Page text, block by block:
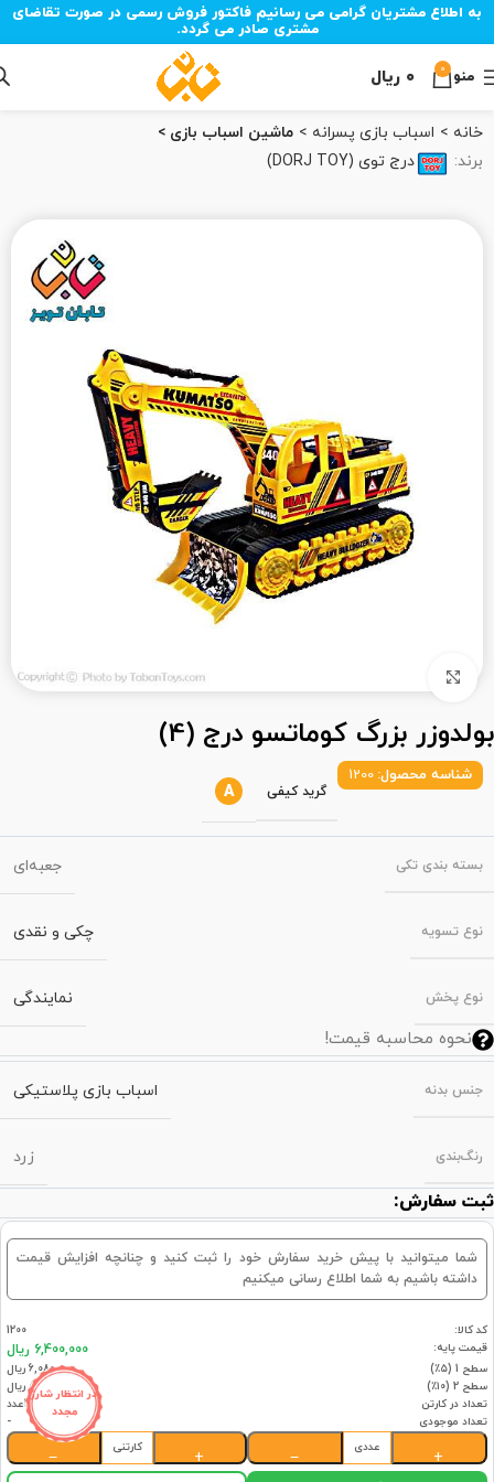
به اطلاع مشتریان گرامی می رسانیم فاکتور فروش رسمی در صورت تقاضای
مشتری صادر می گردد.
منو 0 ۰ ریال
خانه اسباب بازی پسرانه
ماشین اسباب بازی
برند:
درج توی (DORJ TOY)
بولدوزر بزرگ کوماتسو درج (4)
شناسه محصول: 1200
گرید کیفی A
بسته‌ بندی تکی جعبه‌ای
نوع تسویه چکی و نقدی
نوع پخش نمایندگی
نحوه محاسبه قیمت!
جنس بدنه اسباب بازی پلاستیکی
رنگ‌بندی زرد
ثبت سفارش:
شما میتوانید با پیش خرید سفارش خود را ثبت کنید و چنانچه افزایش قیمت
داشته باشیم به شما اطلاع رسانی میکنیم
در انتظار شارژ
مجدد
کد کالا:
1200
قیمت پایه:
6,400,000 ریال
سطح 1 (۵٪)
6,080,000 ریال
سطح 2 (۱۰٪)
5,760,000 ریال
تعداد در کارتن
4عدد
تعداد موجودی
-
+
عددی
−
+
کارتنی
−